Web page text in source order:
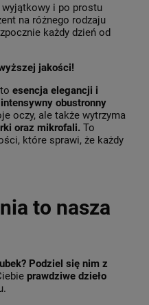
wyjątkowy i po prostu
na różnego rodzaju
każdy dzień od
jakości!
esencja elegancji i
obustronny
oczy, ale także wytrzyma
oraz mikrofali. To
które sprawi, że każdy
to nasza
Podziel się nim z
prawdziwe dzieło